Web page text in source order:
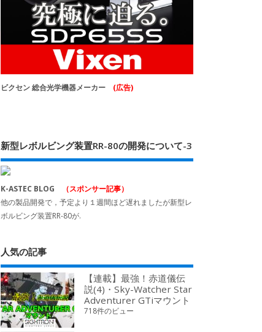
ビクセン 総合光学機器メーカー (広告)
新型レボルビング装置RR-80の開発について-3
K-ASTEC BLOG
（スポンサー記事）
他の製品開発で，予定より１週間ほど遅れましたが新型レ
ボルビング装置RR-80が.
人気の記事
【連載】最強！赤道儀伝
説(4)・Sky-Watcher Star
Adventurer GTiマウント
718件のビュー